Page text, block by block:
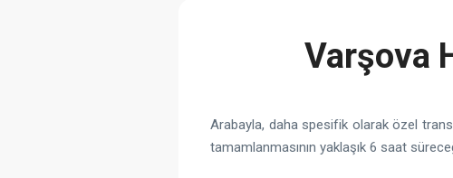
Varşova
Arabayla, daha spesifik olarak özel
tamamlanmasının yaklaşık 6 saat